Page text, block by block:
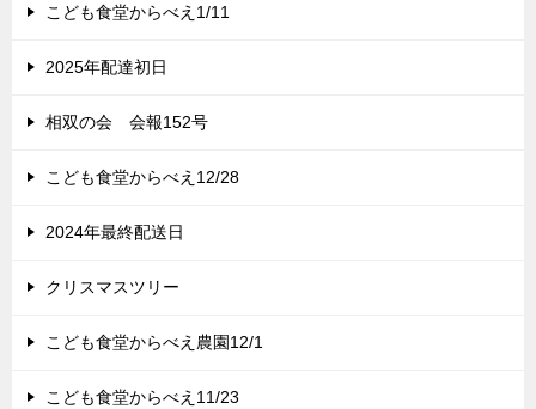
こども食堂からべえ1/11
2025年配達初日
相双の会 会報152号
こども食堂からべえ12/28
2024年最終配送日
クリスマスツリー
こども食堂からべえ農園12/1
こども食堂からべえ11/23